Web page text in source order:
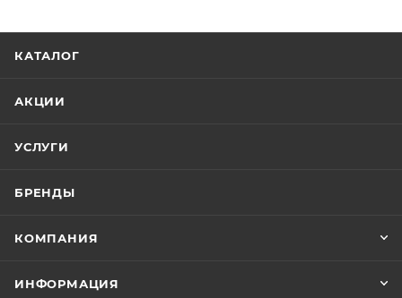
КАТАЛОГ
АКЦИИ
УСЛУГИ
БРЕНДЫ
КОМПАНИЯ
ИНФОРМАЦИЯ